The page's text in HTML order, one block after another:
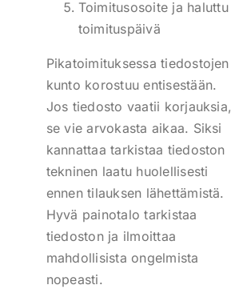
Toimitusosoite ja haluttu
toimituspäivä
Pikatoimituksessa tiedostojen
kunto korostuu entisestään.
Jos tiedosto vaatii korjauksia,
se vie arvokasta aikaa. Siksi
kannattaa tarkistaa tiedoston
tekninen laatu huolellisesti
ennen tilauksen lähettämistä.
Hyvä painotalo tarkistaa
tiedoston ja ilmoittaa
mahdollisista ongelmista
nopeasti.